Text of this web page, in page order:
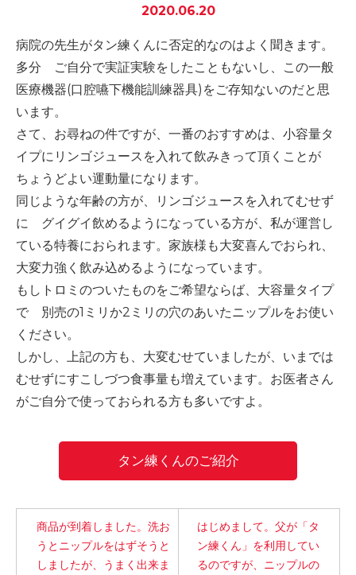
2020.06.20
病院の先生がタン練くんに否定的なのはよく聞きます。
多分 ご自分で実証実験をしたこともないし、この一般
医療機器(口腔嚥下機能訓練器具)をご存知ないのだと思
います。
さて、お尋ねの件ですが、一番のおすすめは、小容量タ
イプにリンゴジュースを入れて飲みきって頂くことが
ちょうどよい運動量になります。
同じような年齢の方が、リンゴジュースを入れてむせず
に グイグイ飲めるようになっている方が、私が運営し
ている特養におられます。家族様も大変喜んでおられ、
大変力強く飲み込めるようになっています。
もしトロミのついたものをご希望ならば、大容量タイプ
で 別売の1ミリか2ミリの穴のあいたニップルをお使い
ください。
しかし、上記の方も、大変むせていましたが、いまでは
むせずにすこしづつ食事量も増えています。お医者さん
がご自分で使っておられる方も多いですよ。
タン練くんのご紹介
商品が到着しました。洗お
うとニップルをはずそうと
しましたが、うまく出来ま
はじめまして。父が「タ
ン練くん」を利用してい
るのですが、ニップルの